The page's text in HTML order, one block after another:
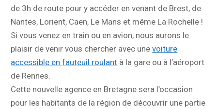
de 3h de route pour y accéder en venant de Brest, de
Nantes, Lorient, Caen, Le Mans et même La Rochelle !
Si vous venez en train ou en avion, nous aurons le
plaisir de venir vous chercher avec unevoiture
accessible en fauteuil roulant à la gare ou à l’aéroport
de Rennes.
Cette nouvelle agence en Bretagne sera l’occasion
pour les habitants de la région de découvrir une partie